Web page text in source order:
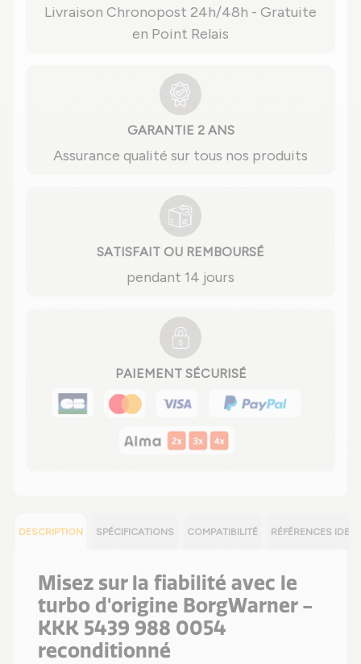
Livraison Chronopost 24h/48h - Gratuite
en Point Relais
GARANTIE 2 ANS
Assurance qualité sur tous nos produits
SATISFAIT OU REMBOURSÉ
pendant 14 jours
PAIEMENT SÉCURISÉ
DESCRIPTION SPÉCIFICATIONS COMPATIBILITÉ RÉFÉRENCES
Misez sur la fiabilité avec le
turbo d'origine BorgWarner -
KKK 5439 988 0054
reconditionné